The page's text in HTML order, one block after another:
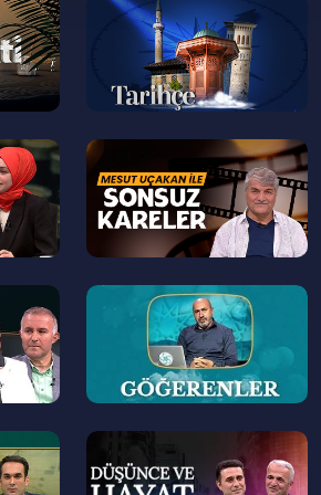
>
--
>
--
>
--
>
--
--
>
--
>